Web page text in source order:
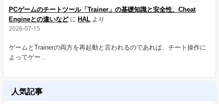
PCゲームのチートツール「Trainer」の基礎知識と安全性、Cheat
Engineとの違いなどに HAL より
2026-07-15
ゲームとTrainerの両方を再起動と言われるのであれば、チート操作に
よってゲー…
人気記事